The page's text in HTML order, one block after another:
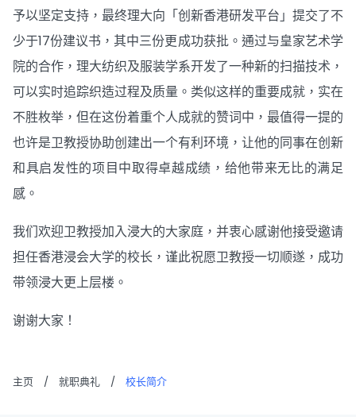
予以坚定支持，最终理大向「创新香港研发平台」提交了不
少于17份建议书，其中三份更成功获批。通过与皇家艺术学
院的合作，理大纺织及服装学系开发了一种新的扫描技术，
可以实时追踪织造过程及质量。类似这样的重要成就，实在
不胜枚举，但在这份着重个人成就的赞词中，最值得一提的
也许是卫教授协助创建出一个有利环境，让他的同事在创新
和具启发性的项目中取得卓越成绩，给他带来无比的满足
感。
我们欢迎卫教授加入浸大的大家庭，并衷心感谢他接受邀请
担任香港浸会大学的校长，谨此祝愿卫教授一切顺遂，成功
带领浸大更上层楼。
谢谢大家！
主页 / 就职典礼 / 校长简介